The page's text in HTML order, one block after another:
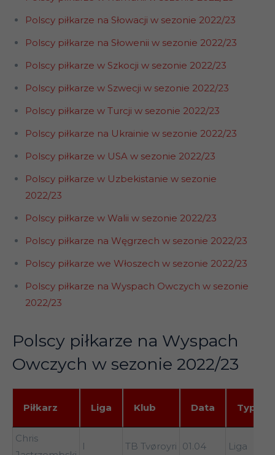
Polscy piłkarze na Słowacji w sezonie 2022/23
Polscy piłkarze na Słowenii w sezonie 2022/23
Polscy piłkarze w Szkocji w sezonie 2022/23
Polscy piłkarze w Szwecji w sezonie 2022/23
Polscy piłkarze w Turcji w sezonie 2022/23
Polscy piłkarze na Ukrainie w sezonie 2022/23
Polscy piłkarze w USA w sezonie 2022/23
Polscy piłkarze w Uzbekistanie w sezonie
2022/23
Polscy piłkarze w Walii w sezonie 2022/23
Polscy piłkarze na Węgrzech w sezonie 2022/23
Polscy piłkarze we Włoszech w sezonie 2022/23
Polscy piłkarze na Wyspach Owczych w sezonie
2022/23
Polscy piłkarze na Wyspach
Owczych w sezonie 2022/23
Piłkarz Liga Klub Data Typ
Piłkarz
Chris
I TB Tvøroyri 01.04 Liga